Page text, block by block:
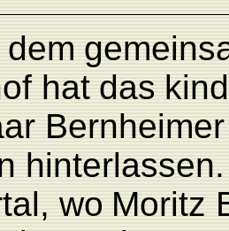
dem
hat das
Bernheimer
hinterlassen.
wo Moritz